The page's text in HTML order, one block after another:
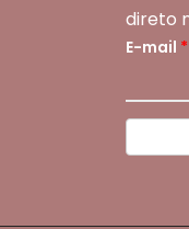
direto
E-mail *